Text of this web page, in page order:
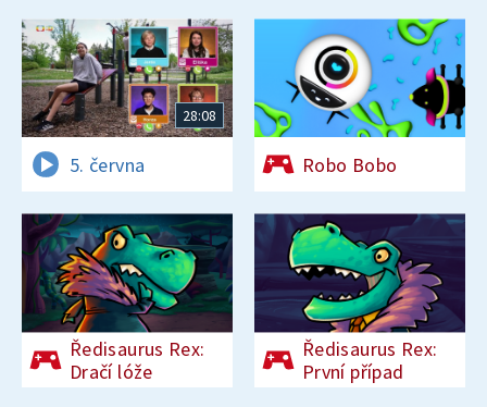
28:08
5. června Robo Bobo
Ředisaurus Rex:
Dračí lóže
Ředisaurus Rex:
První případ